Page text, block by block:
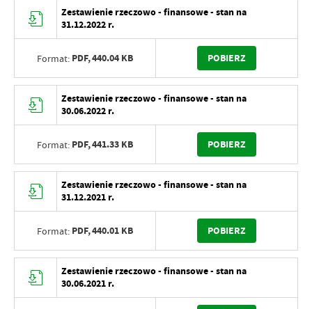
Zestawienie rzeczowo - finansowe - stan na
31.12.2022 r.
Format: PDF,440.04 KB POBIERZ
Zestawienie rzeczowo - finansowe - stan na
30.06.2022 r.
Format: PDF,441.33 KB POBIERZ
Zestawienie rzeczowo - finansowe - stan na
31.12.2021 r.
Format: PDF,440.01 KB POBIERZ
Zestawienie rzeczowo - finansowe - stan na
30.06.2021 r.